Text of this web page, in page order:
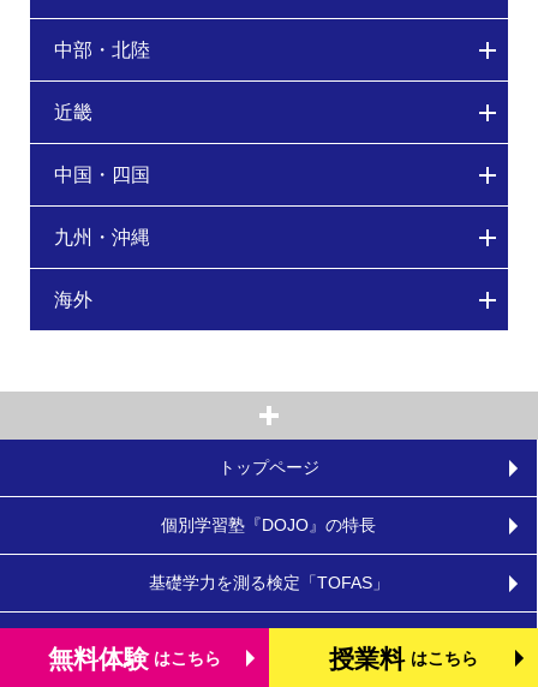
中部・北陸
近畿
中国・四国
九州・沖縄
海外
トップページ
個別学習塾『DOJO』の特長
基礎学力を測る検定「TOFAS」
無料体験 はこちら 授業料 はこちら